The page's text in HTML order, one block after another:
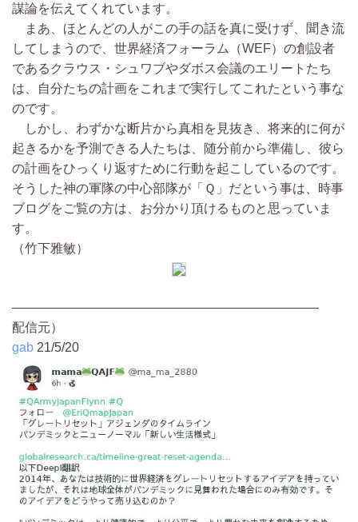
謀論を伝えてくれています。
まあ、ほとんどの人がこの手の話を真に受けず、聞き流
してしまうので、世界経済フォーラム（WEF）の創設者
であるクラウス・シュワブやダボス会議のエリートたち
は、自分たちの計画をこれまで実行してこれたという事な
のです。
しかし、わずかな断片から真相を見抜き、将来的に何が
起きるかを予測できる人たちは、随分前から準備し、彼ら
の計画をひっくり返すために行動を起こしているのです。
そうした神の軍隊の中心部隊が「Ｑ」だという事は、時事
ブログをご覧の方は、お分かり頂けるものと思っていま
す。
（竹下雅敏）
————————————————————————
配信元）
gab 21/5/20